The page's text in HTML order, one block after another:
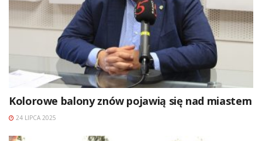
Kolorowe balony znów pojawią się nad miastem
24 LIPCA 2025